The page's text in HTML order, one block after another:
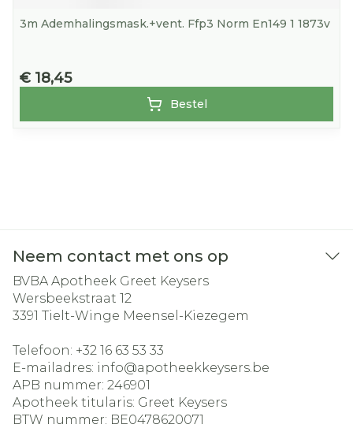
3m Ademhalingsmask.+vent. Ffp3 Norm En149 1 1873v
€ 18,45
Bestel
Neem contact met ons op
BVBA Apotheek Greet Keysers
Wersbeekstraat 12
3391 Tielt-Winge Meensel-Kiezegem
Telefoon: +32 16 63 53 33
E-mailadres: info@apotheekkeysers.be
APB nummer: 246901
Apotheek titularis: Greet Keysers
BTW nummer: BE0478620071